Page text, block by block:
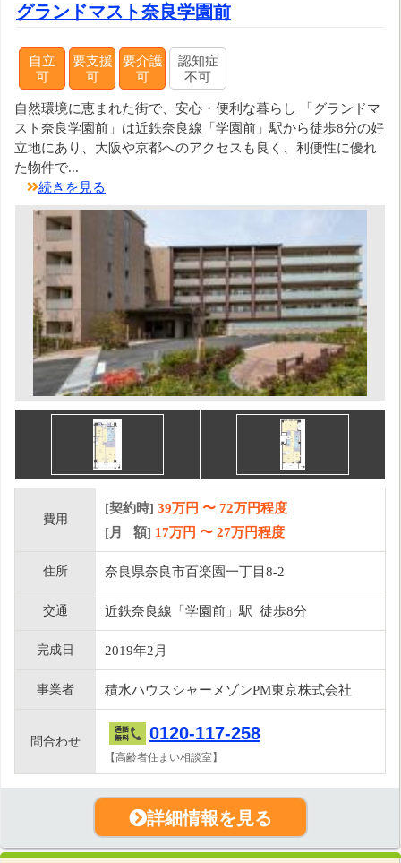
グランドマスト奈良学園前
自立
可
要支援
可
要介護
可
認知症
不可
自然環境に恵まれた街で、安心・便利な暮らし 「グランドマ
スト奈良学園前」は近鉄奈良線「学園前」駅から徒歩8分の好
立地にあり、大阪や京都へのアクセスも良く、利便性に優れ
た物件で...
続きを見る
費用
[契約時] 39万円 〜 72万円程度
[月 額] 17万円 〜 27万円程度
住所 奈良県奈良市百楽園一丁目8-2
交通 近鉄奈良線「学園前」駅 徒歩8分
完成日 2019年2月
事業者 積水ハウスシャーメゾンPM東京株式会社
問合わせ 0120-117-258
【高齢者住まい相談室】
詳細情報を見る